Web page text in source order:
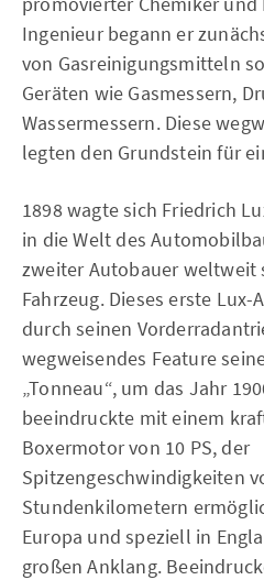
Ingenieur begann er
von Gasreinigungsmitteln
Geräten wie Gasmessern,
Wassermessern. Diese
legten den Grundstein für
1898 wagte sich Friedrich
in die Welt des
zweiter Autobauer weltweit
Fahrzeug. Dieses erste
durch seinen
wegweisendes Feature
„Tonneau“, um das Jahr
beeindruckte mit einem
Boxermotor von 10 PS, der
Spitzengeschwindigkeiten
Stundenkilometern
Europa und speziell in
großen Anklang.